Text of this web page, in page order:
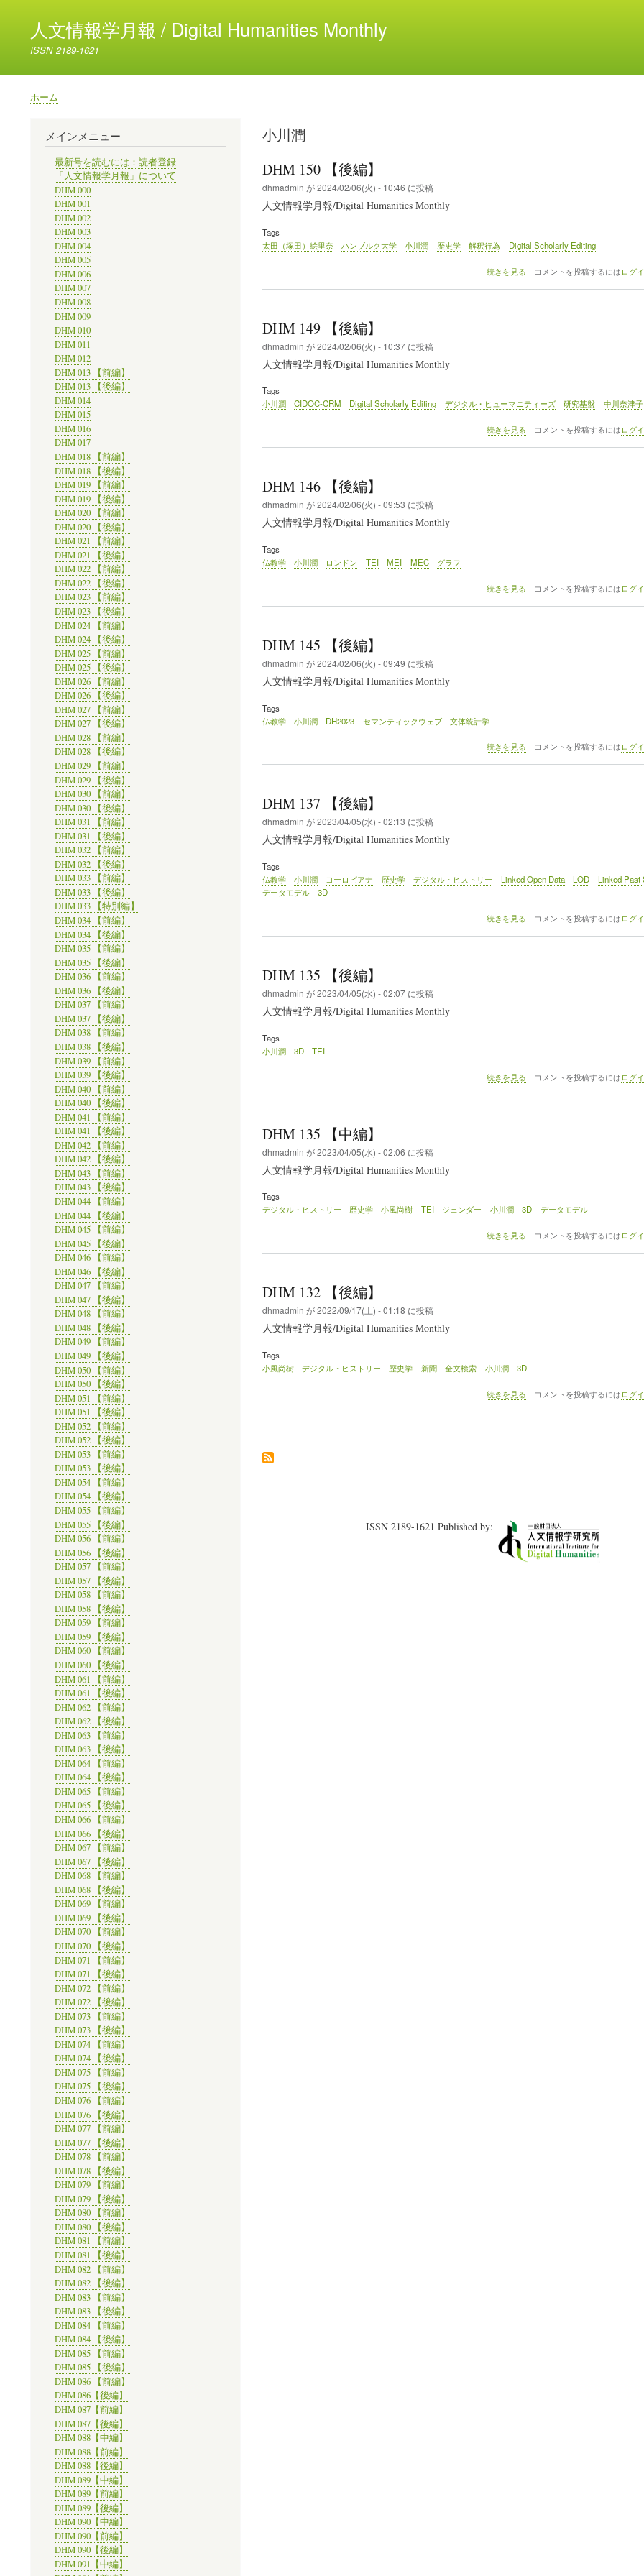
人文情報学月報 / Digital Humanities Monthly
ISSN 2189-1621
パ
ホーム
小川潤
DHM 150 【後編】
dhmadmin が2024/02/06(火) - 10:46 に投稿
人文情報学月報/Digital Humanities Monthly
Tags
太田（塚田）絵里奈
ハンブルク大学 小川潤 歴史学 解釈行為 Digital Scholarly Editing
DHM
続きを見る コメントを投稿するには ログ
DHM 149 【後編】
dhmadmin が2024/02/06(火) - 10:37 に投稿
人文情報学月報/Digital Humanities Monthly
Tags
小川潤
CIDOC-CRM Digital Scholarly Editing デジタル・ヒューマニティーズ 研究基盤 中川奈津子
DHM
続きを見る コメントを投稿するには ログ
DHM 146 【後編】
dhmadmin が2024/02/06(火) - 09:53 に投稿
人文情報学月報/Digital Humanities Monthly
Tags
仏教学
小川潤 ロンドン TEI MEI MEC グラフ
DHM
続きを見る コメントを投稿するには ログ
DHM 145 【後編】
dhmadmin が2024/02/06(火) - 09:49 に投稿
人文情報学月報/Digital Humanities Monthly
Tags
仏教学
小川潤 DH2023 セマンティックウェブ 文体統計学
DHM
続きを見る コメントを投稿するには ログ
DHM 137 【後編】
dhmadmin が2023/04/05(水) - 02:13 に投稿
人文情報学月報/Digital Humanities Monthly
Tags
仏教学
小川潤 ヨーロピアナ 歴史学 デジタル・ヒストリー Linked Open Data LOD
Linked Past
データモデル
3D
DHM
続きを見る コメントを投稿するには ログ
DHM 135 【後編】
dhmadmin が2023/04/05(水) - 02:07 に投稿
人文情報学月報/Digital Humanities Monthly
Tags
小川潤
3D TEI
DHM
続きを見る コメントを投稿するには ログ
DHM 135 【中編】
dhmadmin が2023/04/05(水) - 02:06 に投稿
人文情報学月報/Digital Humanities Monthly
Tags
デジタル・ヒストリー
歴史学 小風尚樹 TEI ジェンダー 小川潤 3D データモデル
DHM
続きを見る コメントを投稿するには ログ
DHM 132 【後編】
dhmadmin が2022/09/17(土) - 01:18 に投稿
人文情報学月報/Digital Humanities Monthly
Tags
小風尚樹
デジタル・ヒストリー 歴史学 新聞 全文検索 小川潤 3D
DHM
続きを見る コメントを投稿するには ログ
ISSN 2189-1621 Published by:
メインメニュー
最新号を読むには：読者登録
「人文情報学月報」について
DHM 000
DHM 001
DHM 002
DHM 003
DHM 004
DHM 005
DHM 006
DHM 007
DHM 008
DHM 009
DHM 010
DHM 011
DHM 012
DHM 013 【前編】
DHM 013 【後編】
DHM 014
DHM 015
DHM 016
DHM 017
DHM 018 【前編】
DHM 018 【後編】
DHM 019 【前編】
DHM 019 【後編】
DHM 020 【前編】
DHM 020 【後編】
DHM 021 【前編】
DHM 021 【後編】
DHM 022 【前編】
DHM 022 【後編】
DHM 023 【前編】
DHM 023 【後編】
DHM 024 【前編】
DHM 024 【後編】
DHM 025 【前編】
DHM 025 【後編】
DHM 026 【前編】
DHM 026 【後編】
DHM 027 【前編】
DHM 027 【後編】
DHM 028 【前編】
DHM 028 【後編】
DHM 029 【前編】
DHM 029 【後編】
DHM 030 【前編】
DHM 030 【後編】
DHM 031 【前編】
DHM 031 【後編】
DHM 032 【前編】
DHM 032 【後編】
DHM 033 【前編】
DHM 033 【後編】
DHM 033 【特別編】
DHM 034 【前編】
DHM 034 【後編】
DHM 035 【前編】
DHM 035 【後編】
DHM 036 【前編】
DHM 036 【後編】
DHM 037 【前編】
DHM 037 【後編】
DHM 038 【前編】
DHM 038 【後編】
DHM 039 【前編】
DHM 039 【後編】
DHM 040 【前編】
DHM 040 【後編】
DHM 041 【前編】
DHM 041 【後編】
DHM 042 【前編】
DHM 042 【後編】
DHM 043 【前編】
DHM 043 【後編】
DHM 044 【前編】
DHM 044 【後編】
DHM 045 【前編】
DHM 045 【後編】
DHM 046 【前編】
DHM 046 【後編】
DHM 047 【前編】
DHM 047 【後編】
DHM 048 【前編】
DHM 048 【後編】
DHM 049 【前編】
DHM 049 【後編】
DHM 050 【前編】
DHM 050 【後編】
DHM 051 【前編】
DHM 051 【後編】
DHM 052 【前編】
DHM 052 【後編】
DHM 053 【前編】
DHM 053 【後編】
DHM 054 【前編】
DHM 054 【後編】
DHM 055 【前編】
DHM 055 【後編】
DHM 056 【前編】
DHM 056 【後編】
DHM 057 【前編】
DHM 057 【後編】
DHM 058 【前編】
DHM 058 【後編】
DHM 059 【前編】
DHM 059 【後編】
DHM 060 【前編】
DHM 060 【後編】
DHM 061 【前編】
DHM 061 【後編】
DHM 062 【前編】
DHM 062 【後編】
DHM 063 【前編】
DHM 063 【後編】
DHM 064 【前編】
DHM 064 【後編】
DHM 065 【前編】
DHM 065 【後編】
DHM 066 【前編】
DHM 066 【後編】
DHM 067 【前編】
DHM 067 【後編】
DHM 068 【前編】
DHM 068 【後編】
DHM 069 【前編】
DHM 069 【後編】
DHM 070 【前編】
DHM 070 【後編】
DHM 071 【前編】
DHM 071 【後編】
DHM 072 【前編】
DHM 072 【後編】
DHM 073 【前編】
DHM 073 【後編】
DHM 074 【前編】
DHM 074 【後編】
DHM 075 【前編】
DHM 075 【後編】
DHM 076 【前編】
DHM 076 【後編】
DHM 077 【前編】
DHM 077 【後編】
DHM 078 【前編】
DHM 078 【後編】
DHM 079 【前編】
DHM 079 【後編】
DHM 080 【前編】
DHM 080 【後編】
DHM 081 【前編】
DHM 081 【後編】
DHM 082 【前編】
DHM 082 【後編】
DHM 083 【前編】
DHM 083 【後編】
DHM 084 【前編】
DHM 084 【後編】
DHM 085 【前編】
DHM 085 【後編】
DHM 086 【前編】
DHM 086【後編】
DHM 087【前編】
DHM 087【後編】
DHM 088【中編】
DHM 088【前編】
DHM 088【後編】
DHM 089【中編】
DHM 089【前編】
DHM 089【後編】
DHM 090【中編】
DHM 090【前編】
DHM 090【後編】
DHM 091【中編】